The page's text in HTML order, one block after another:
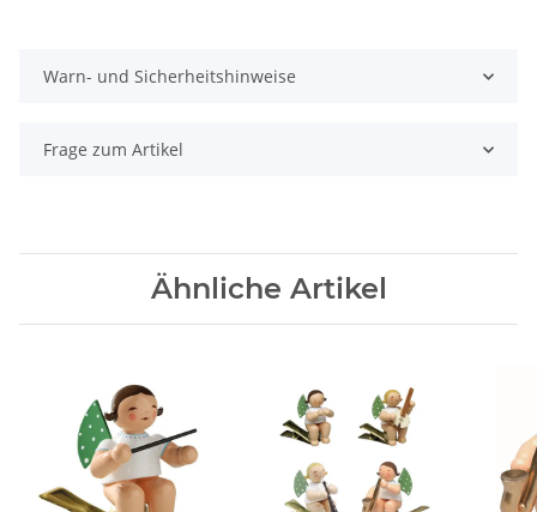
Warn- und Sicherheitshinweise
Frage zum Artikel
Ähnliche Artikel